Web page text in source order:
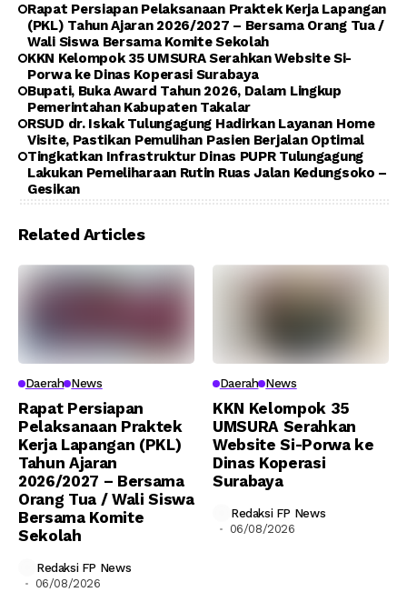
Rapat Persiapan Pelaksanaan Praktek Kerja Lapangan
(PKL) Tahun Ajaran 2026/2027 – Bersama Orang Tua /
Wali Siswa Bersama Komite Sekolah
KKN Kelompok 35 UMSURA Serahkan Website Si-
Porwa ke Dinas Koperasi Surabaya
Bupati, Buka Award Tahun 2026, Dalam Lingkup
Pemerintahan Kabupaten Takalar
RSUD dr. Iskak Tulungagung Hadirkan Layanan Home
Visite, Pastikan Pemulihan Pasien Berjalan Optimal
Tingkatkan Infrastruktur Dinas PUPR Tulungagung
Lakukan Pemeliharaan Rutin Ruas Jalan Kedungsoko –
Gesikan
Related Articles
Daerah News
Rapat Persiapan
Pelaksanaan Praktek
Kerja Lapangan (PKL)
Tahun Ajaran
2026/2027 – Bersama
Orang Tua / Wali Siswa
Bersama Komite
Sekolah
Redaksi FP News
06/08/2026
Daerah News
KKN Kelompok 35
UMSURA Serahkan
Website Si-Porwa ke
Dinas Koperasi
Surabaya
Redaksi FP News
06/08/2026